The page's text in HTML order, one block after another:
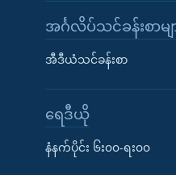
အင်္ဂလိပ်သင်ခန်းစာမျ
အီဒီယံသင်ခန်းစာ
ရေဒီယို
နံနက်ပိုင်း ၆း၀၀-ရး၀၀